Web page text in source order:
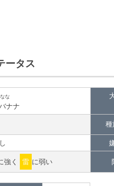
ータス
な
ナナ
種
強く 雷 に弱い